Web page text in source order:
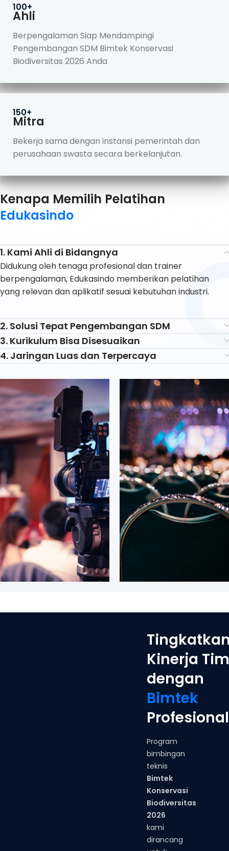
100+
Ahli
Berpengalaman Siap Mendampingi
Pengembangan SDM Bimtek Konservasi
Biodiversitas 2026 Anda
150+
Mitra
Bekerja sama dengan instansi pemerintah dan
perusahaan swasta secara berkelanjutan.
Kenapa Memilih Pelatihan
Edukasindo
1. Kami Ahli di Bidangnya
Didukung oleh tenaga profesional dan trainer
berpengalaman, Edukasindo memberikan pelatihan
yang relevan dan aplikatif sesuai kebutuhan industri.
2. Solusi Tepat Pengembangan SDM
3. Kurikulum Bisa Disesuaikan
4. Jaringan Luas dan Terpercaya
Kinerja Tim
dengan
Bimtek
Program
bimbingan
teknis
Bimtek
Konservasi
Biodiversitas
2026
kami
dirancang